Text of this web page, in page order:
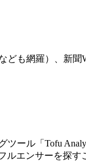
も網羅）、新聞
ール「Tofu
ルエンサーを探す